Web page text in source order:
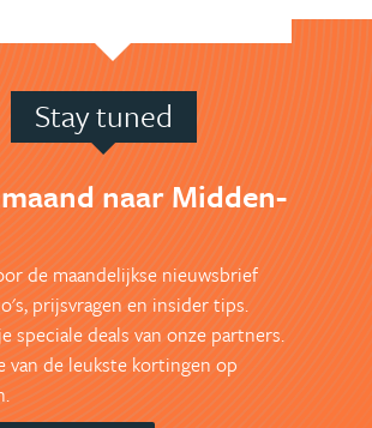
Stay tuned
naar Midden-
de maandelijkse nieuwsbrief
prijsvragen en insider tips.
speciale deals van onze partners.
van de leukste kortingen op